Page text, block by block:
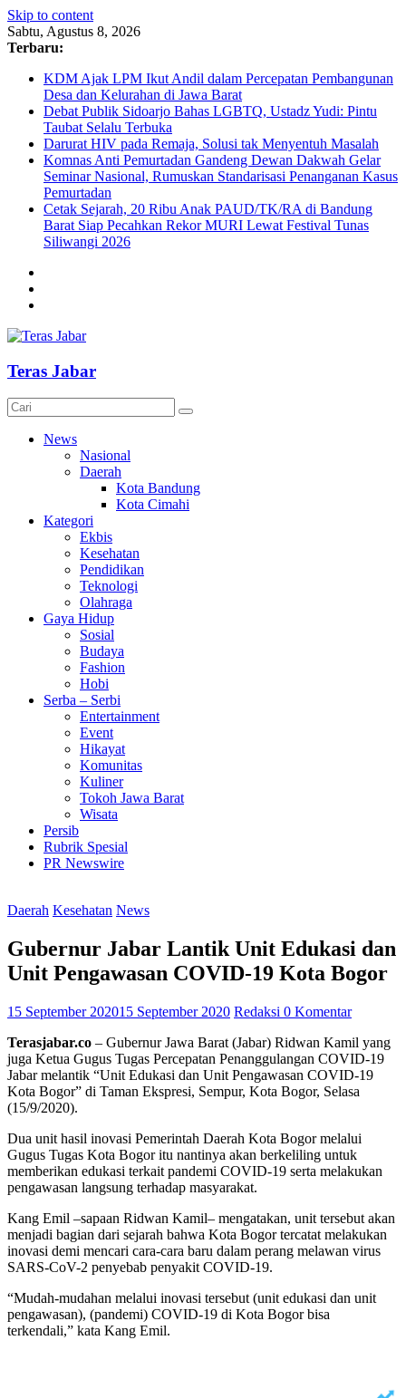
Skip to content
Sabtu, Agustus 8, 2026
Terbaru:
KDM Ajak LPM Ikut Andil dalam Percepatan Pembangunan
Desa dan Kelurahan di Jawa Barat
Debat Publik Sidoarjo Bahas LGBTQ, Ustadz Yudi: Pintu
Taubat Selalu Terbuka
Darurat HIV pada Remaja, Solusi tak Menyentuh Masalah
Komnas Anti Pemurtadan Gandeng Dewan Dakwah Gelar
Seminar Nasional, Rumuskan Standarisasi Penanganan Kasus
Pemurtadan
Cetak Sejarah, 20 Ribu Anak PAUD/TK/RA di Bandung
Barat Siap Pecahkan Rekor MURI Lewat Festival Tunas
Siliwangi 2026
Teras Jabar
News
Nasional
Daerah
Kota Bandung
Kota Cimahi
Kategori
Ekbis
Kesehatan
Pendidikan
Teknologi
Olahraga
Gaya Hidup
Sosial
Budaya
Fashion
Hobi
Serba – Serbi
Entertainment
Event
Hikayat
Komunitas
Kuliner
Tokoh Jawa Barat
Wisata
Persib
Rubrik Spesial
PR Newswire
Daerah Kesehatan News
Gubernur Jabar Lantik Unit Edukasi dan
Unit Pengawasan COVID-19 Kota Bogor
15 September 202015 September 2020 Redaksi 0 Komentar
Terasjabar.co – Gubernur Jawa Barat (Jabar) Ridwan Kamil yang
juga Ketua Gugus Tugas Percepatan Penanggulangan COVID-19
Jabar melantik “Unit Edukasi dan Unit Pengawasan COVID-19
Kota Bogor” di Taman Ekspresi, Sempur, Kota Bogor, Selasa
(15/9/2020).
Dua unit hasil inovasi Pemerintah Daerah Kota Bogor melalui
Gugus Tugas Kota Bogor itu nantinya akan berkeliling untuk
memberikan edukasi terkait pandemi COVID-19 serta melakukan
pengawasan langsung terhadap masyarakat.
Kang Emil –sapaan Ridwan Kamil– mengatakan, unit tersebut akan
menjadi bagian dari sejarah bahwa Kota Bogor tercatat melakukan
inovasi demi mencari cara-cara baru dalam perang melawan virus
SARS-CoV-2 penyebab penyakit COVID-19.
“Mudah-mudahan melalui inovasi tersebut (unit edukasi dan unit
pengawasan), (pandemi) COVID-19 di Kota Bogor bisa
terkendali,” kata Kang Emil.